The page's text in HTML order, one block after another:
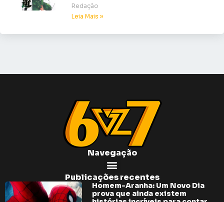
Redação
Leia Mais »
Navegação
Publicações recentes
Homem-Aranha: Um Novo Dia
prova que ainda existem